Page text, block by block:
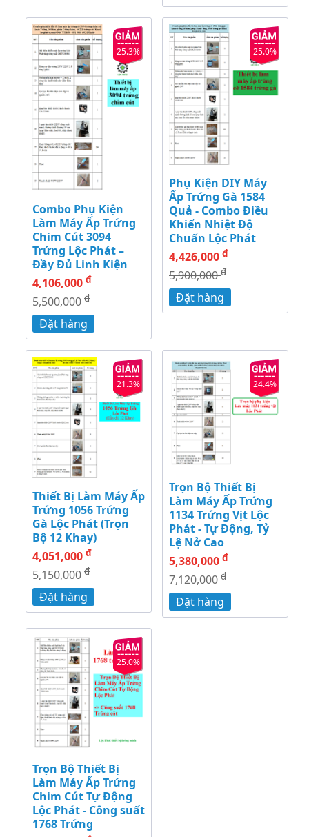
25.3%
Combo Phụ Kiện
Làm Máy Ấp Trứng
Chim Cút 3094
Trứng Lộc Phát –
Đầy Đủ Linh Kiện
4,106,000 đ
5,500,000đ
Đặt hàng
25.0%
Phụ Kiện DIY Máy
Ấp Trứng Gà 1584
Quả - Combo Điều
Khiển Nhiệt Độ
Chuẩn Lộc Phát
4,426,000 đ
5,900,000đ
Đặt hàng
21.3%
Thiết Bị Làm Máy Ấp
Trứng 1056 Trứng
Gà Lộc Phát (Trọn
Bộ 12 Khay)
4,051,000 đ
5,150,000đ
Đặt hàng
24.4%
Trọn Bộ Thiết Bị
Làm Máy Ấp Trứng
1134 Trứng Vịt Lộc
Phát - Tự Động, Tỷ
Lệ Nở Cao
5,380,000 đ
7,120,000đ
Đặt hàng
25.0%
Trọn Bộ Thiết Bị
Làm Máy Ấp Trứng
Chim Cút Tự Động
Lộc Phát - Công suất
1768 Trứng